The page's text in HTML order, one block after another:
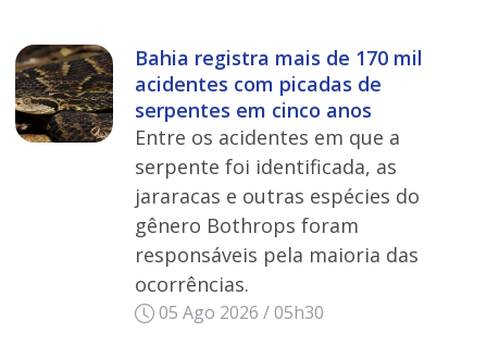
Bahia registra mais de 170 mil
acidentes com picadas de
serpentes em cinco anos
Entre os acidentes em que a
serpente foi identificada, as
jararacas e outras espécies do
gênero Bothrops foram
responsáveis pela maioria das
ocorrências.
05 Ago 2026 / 05h30